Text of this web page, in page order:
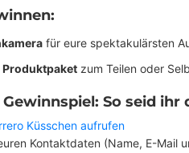
für eure spektakulärsten
Produktpaket zum Teilen oder
So seid ihr
Küsschen aufrufen
Kontaktdaten (Name, E-Mail